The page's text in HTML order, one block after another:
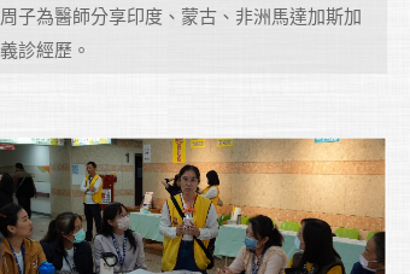
周子為醫師分享印度、蒙古、非洲馬達加斯加
義診經歷。